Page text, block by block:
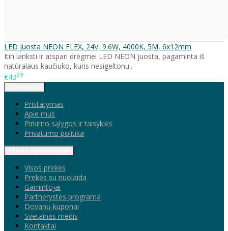
LED juosta NEON FLEX, 24V, 9.6W, 4000K, 5M, 6x12mm
Itin lanksti ir atspari drėgmei LED NEON juosta, pagaminta iš
natūralaus kaučiuko, kuris nesigeltonu..
€4399
Pristatymas
Apie mus
Pirkimo sąlygos ir taisyklės
Privatumo politika
Visos prekės
Prekės su nuolaida
Gamintojai
Partnerystės programa
Dovanų kuponai
Svetainės medis
Kontaktai